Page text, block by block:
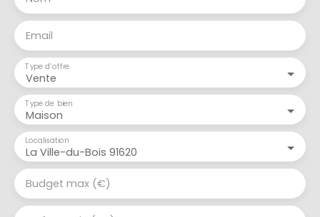
Email
Vente
Type d'offre
Maison
Type de bien
La Ville-du-Bois 91620
Localisation
Budget max (€)